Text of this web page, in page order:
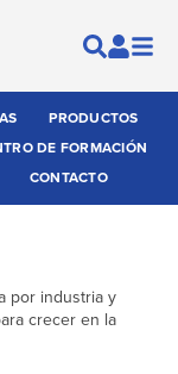
PRODUCTOS
DE FORMACIÓN
CONTACTO
por industria y
crecer en la